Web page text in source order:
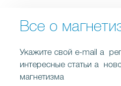
Все о
Укажите свой e-mail a
интересные статьи a
магнетизма